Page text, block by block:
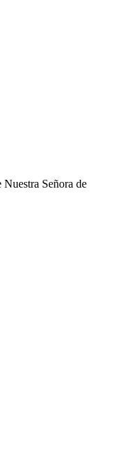
Señora de